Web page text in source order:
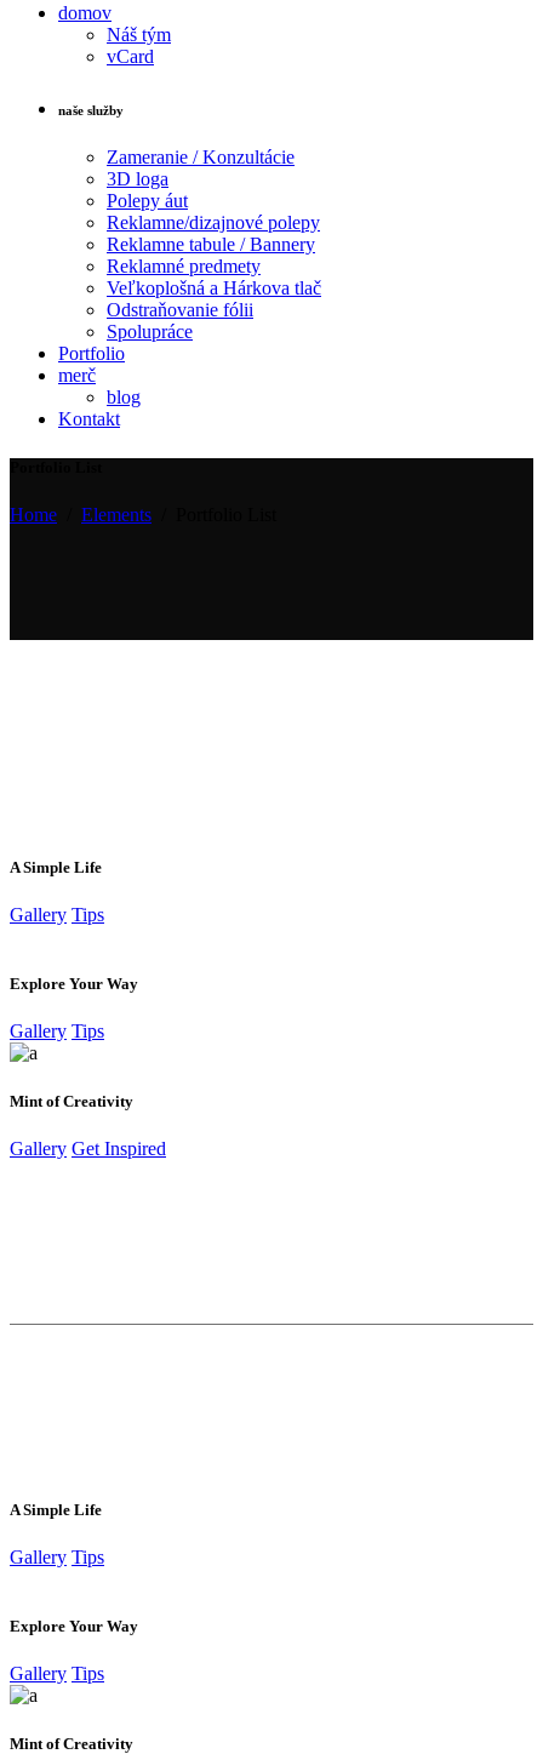
domov
Náš tým
vCard
naše služby
Zameranie / Konzultácie
3D loga
Polepy áut
Reklamne/dizajnové polepy
Reklamne tabule / Bannery
Reklamné predmety
Veľkoplošná a Hárkova tlač
Odstraňovanie fólii
Spolupráce
Portfolio
merč
blog
Kontakt
Home Elements
A Simple Life
Gallery Tips
Explore Your Way
Gallery Tips
Mint of Creativity
Gallery Get Inspired
A Simple Life
Gallery Tips
Explore Your Way
Gallery Tips
Mint of Creativity